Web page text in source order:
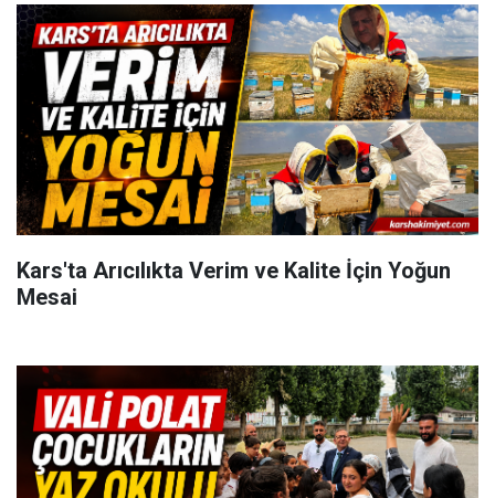
Kars'ta Arıcılıkta Verim ve Kalite İçin Yoğun
Mesai